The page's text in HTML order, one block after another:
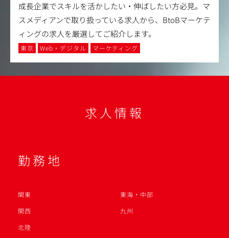
成長企業でスキルを活かしたい・伸ばしたい方必見。マ
スメディアンで取り扱っている求人から、BtoBマーケテ
ィングの求人を厳選してご紹介します。
東京 Web・デジタル マーケティング
求人情報
勤務地
関東
東海・中部
関西
九州
北陸